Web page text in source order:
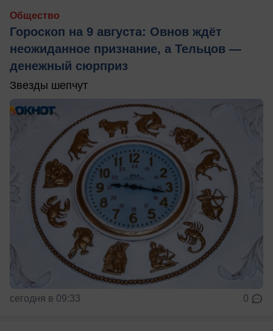
Общество
Гороскоп на 9 августа: Овнов ждёт
неожиданное признание, а Тельцов —
денежный сюрприз
Звезды шепчут
сегодня в 09:33 0